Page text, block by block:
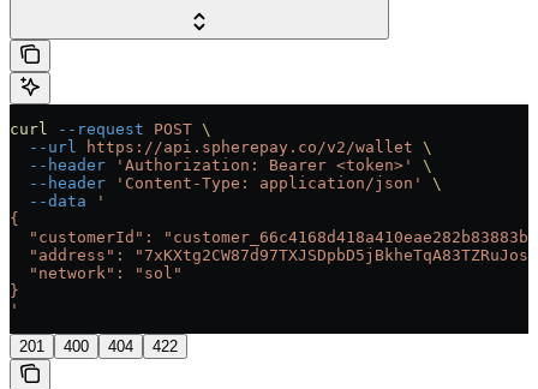
curl --request POST \
  --url
https://api.spherepay.co/v2/wallet \
  --header
'Authorization: Bearer <token>'
\
  --header
'Content-Type: application/json'
\
  --data
'
{
"customerId":
"address":
  "network": "sol"
}
'
201 400 404 422